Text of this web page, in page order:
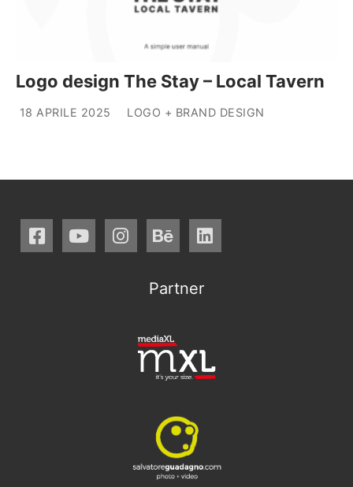
Logo design The Stay – Local Tavern
18 APRILE 2025 LOGO + BRAND DESIGN
Partner